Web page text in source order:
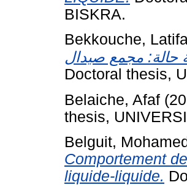
BISKRA.
Bekkouche,
Doctoral thesis,
Belaiche, Afaf
thesis,
Belguit,
Comportement
liquide-liquide.